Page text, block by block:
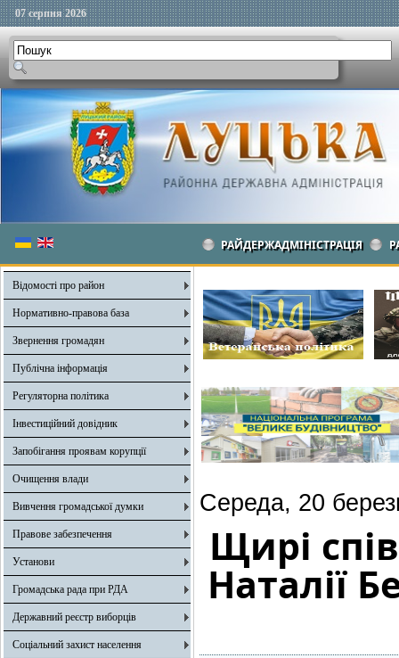
07 серпня 2026
РАЙДЕРЖАДМІНІСТРАЦІЯ
Відомості про район
Нормативно-правова база
Звернення громадян
Публічна інформація
Регуляторна політика
Інвестиційний довідник
Запобігання проявам корупції
Очищення влади
Вивчення громадської думки
Правове забезпечення
Установи
Громадська рада при РДА
Державний реєстр виборців
Соціальний захист населення
Середа, 20
Щирі
Наталії